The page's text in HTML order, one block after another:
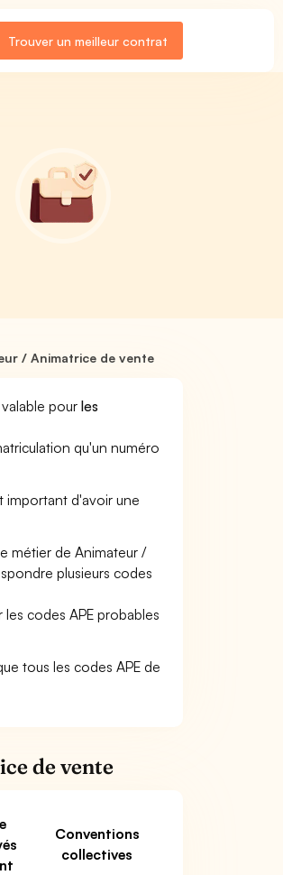
Trouver un meilleur contrat
/ Animatrice de vente
pourles
qu'un numéro
important d'avoir une
métier de Animateur /
plusieurs codes
codes APE probables
tous les codes APE de
de vente
Conventions
collectives